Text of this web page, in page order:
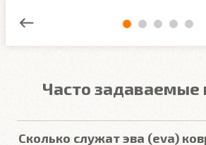
Часто задаваемые
Сколько служат эва (eva)